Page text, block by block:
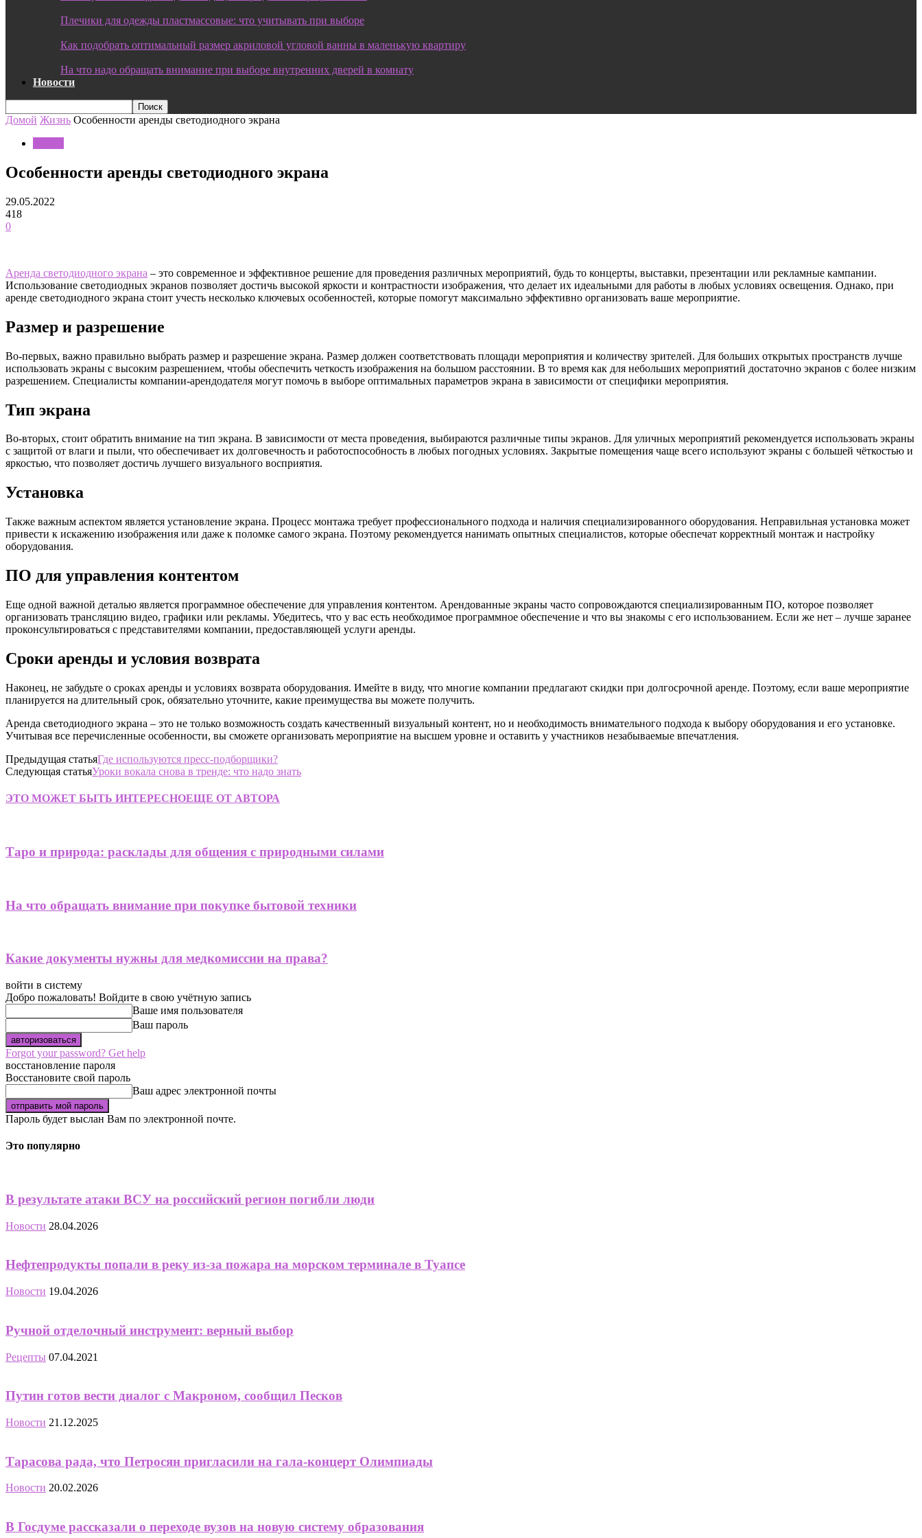
Плечики для одежды пластмассовые: что учитывать при выборе
Как подобрать оптимальный размер акриловой угловой ванны в маленькую квартиру
На что надо обращать внимание при выборе внутренних дверей в комнату
Новости
Домой Жизнь Особенности аренды светодиодного экрана
Особенности аренды светодиодного экрана
29.05.2022
418
0
Аренда светодиодного экрана – это современное и эффективное решение для проведения различных мероприятий, будь то концерты, выставки, презентации или рекламные кампании.
Использование светодиодных экранов позволяет достичь высокой яркости и контрастности изображения, что делает их идеальными для работы в любых условиях освещения. Однако, при
аренде светодиодного экрана стоит учесть несколько ключевых особенностей, которые помогут максимально эффективно организовать ваше мероприятие.
Размер и разрешение
Во-первых, важно правильно выбрать размер и разрешение экрана. Размер должен соответствовать площади мероприятия и количеству зрителей. Для больших открытых пространств лучше
использовать экраны с высоким разрешением, чтобы обеспечить четкость изображения на большом расстоянии. В то время как для небольших мероприятий достаточно экранов с более низким
разрешением. Специалисты компании-арендодателя могут помочь в выборе оптимальных параметров экрана в зависимости от специфики мероприятия.
Тип экрана
Во-вторых, стоит обратить внимание на тип экрана. В зависимости от места проведения, выбираются различные типы экранов. Для уличных мероприятий рекомендуется использовать экраны
с защитой от влаги и пыли, что обеспечивает их долговечность и работоспособность в любых погодных условиях. Закрытые помещения чаще всего используют экраны с большей чёткостью и
яркостью, что позволяет достичь лучшего визуального восприятия.
Установка
Также важным аспектом является установление экрана. Процесс монтажа требует профессионального подхода и наличия специализированного оборудования. Неправильная установка может
привести к искажению изображения или даже к поломке самого экрана. Поэтому рекомендуется нанимать опытных специалистов, которые обеспечат корректный монтаж и настройку
оборудования.
ПО для управления контентом
Еще одной важной деталью является программное обеспечение для управления контентом. Арендованные экраны часто сопровождаются специализированным ПО, которое позволяет
организовать трансляцию видео, графики или рекламы. Убедитесь, что у вас есть необходимое программное обеспечение и что вы знакомы с его использованием. Если же нет – лучше заранее
проконсультироваться с представителями компании, предоставляющей услуги аренды.
Сроки аренды и условия возврата
Наконец, не забудьте о сроках аренды и условиях возврата оборудования. Имейте в виду, что многие компании предлагают скидки при долгосрочной аренде. Поэтому, если ваше мероприятие
планируется на длительный срок, обязательно уточните, какие преимущества вы можете получить.
Аренда светодиодного экрана – это не только возможность создать качественный визуальный контент, но и необходимость внимательного подхода к выбору оборудования и его установке.
Учитывая все перечисленные особенности, вы сможете организовать мероприятие на высшем уровне и оставить у участников незабываемые впечатления.
Предыдущая статьяГде используются пресс-подборщики?
Следующая статьяУроки вокала снова в тренде: что надо знать
ЭТО МОЖЕТ БЫТЬ ИНТЕРЕСНОЕЩЕ ОТ АВТОРА
Таро и природа: расклады для общения с природными силами
На что обращать внимание при покупке бытовой техники
Какие документы нужны для медкомиссии на права?
войти в систему
Добро пожаловать! Войдите в свою учётную запись
Ваше имя пользователя
Ваш пароль
Forgot your password? Get help
восстановление пароля
Восстановите свой пароль
Ваш адрес электронной почты
Пароль будет выслан Вам по электронной почте.
Это популярно
В результате атаки ВСУ на российский регион погибли люди
Новости 28.04.2026
Нефтепродукты попали в реку из-за пожара на морском терминале в Туапсе
Новости 19.04.2026
Ручной отделочный инструмент: верный выбор
Рецепты 07.04.2021
Путин готов вести диалог с Макроном, сообщил Песков
Новости 21.12.2025
Тарасова рада, что Петросян пригласили на гала-концерт Олимпиады
Новости 20.02.2026
В Госдуме рассказали о переходе вузов на новую систему образования